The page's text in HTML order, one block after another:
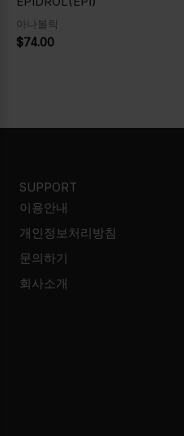
아나볼릭
$74.00
SUPPORT
이용안내
개인정보처리방침
문의하기
회사소개